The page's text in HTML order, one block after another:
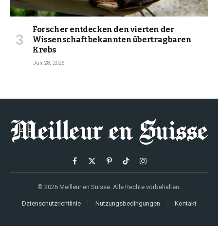
Forscher entdecken den vierten der
Wissenschaft bekannten übertragbaren
Krebs
Juli 28, 2026
Facebook
X
PinterestTikTokInstagram
© 2026 Meilleur en Suisse. Alle Rechte vorbehalten.
Datenschutzrichtlinie Nutzungsbedingungen Kontakt